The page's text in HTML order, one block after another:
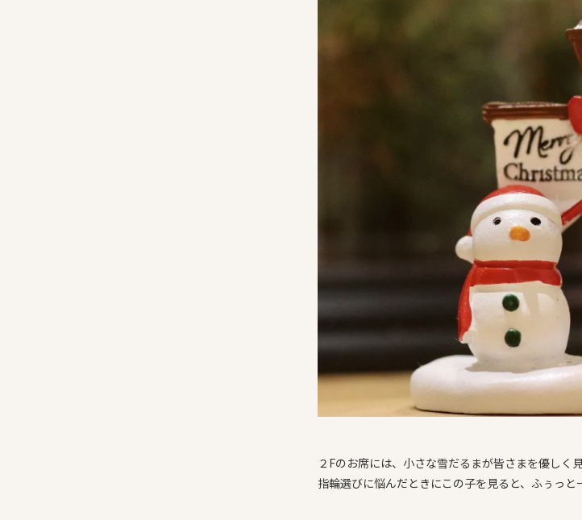
２Fのお席には、小さな雪だるまが皆さまを優しく見
指輪選びに悩んだときにこの子を見ると、ふぅっと